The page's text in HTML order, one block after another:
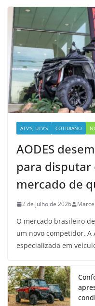
ATV'S, UTV'S COTIDIANO
AODES
para disputar
mercado de
2 de julho de 2026
O mercado brasileiro
um novo competidor. A
especializada em